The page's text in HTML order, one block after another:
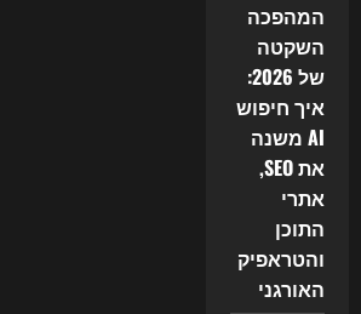
המהפכה
השקטה
של 2026:
איך חיפוש
AI משנה
את SEO,
אתרי
התוכן
והטראפיק
האורגני